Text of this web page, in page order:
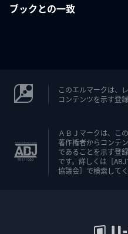
ブックとの一致
このエルマークは、
コンテンツを示す登
ＡＢＪマークは、こ
著作権者からコンテ
であることを示す登
です。詳しくは［
協議会］で検索してく